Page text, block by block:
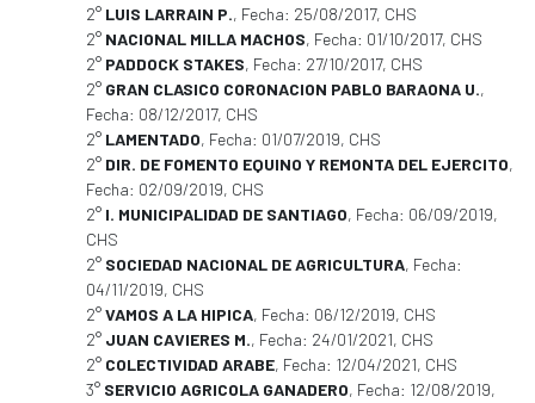
2° LUIS LARRAIN P., Fecha: 25/08/2017, CHS
2° NACIONAL MILLA MACHOS, Fecha: 01/10/2017, CHS
2° PADDOCK STAKES, Fecha: 27/10/2017, CHS
2° GRAN CLASICO CORONACION PABLO BARAONA U.,
Fecha: 08/12/2017, CHS
2° LAMENTADO, Fecha: 01/07/2019, CHS
2° DIR. DE FOMENTO EQUINO Y REMONTA DEL EJERCITO,
Fecha: 02/09/2019, CHS
2° I. MUNICIPALIDAD DE SANTIAGO, Fecha: 06/09/2019,
CHS
2° SOCIEDAD NACIONAL DE AGRICULTURA, Fecha:
04/11/2019, CHS
2°VAMOS A LA HIPICA, Fecha: 06/12/2019, CHS
2° JUAN CAVIERES M., Fecha: 24/01/2021, CHS
2° COLECTIVIDAD ARABE, Fecha: 12/04/2021, CHS
3° SERVICIO AGRICOLA GANADERO, Fecha: 12/08/2019,